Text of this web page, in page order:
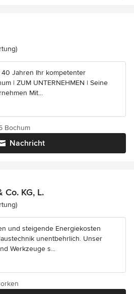
5 von 5 Sternen
Jahren Ihr kompetenter
| ZUM UNTERNEHMEN | Seine
Mit...
Nachricht
Bochum
Co. KG, L.
5 von 5 Sternen
und steigende Energiekosten
unentbehrlich. Unser
Werkzeuge s...